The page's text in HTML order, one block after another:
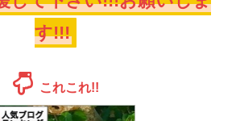
す!!!
これこれ!!